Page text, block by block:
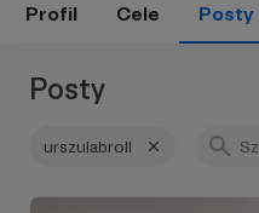
Profil Cele Posty
Posty
urszulabroll